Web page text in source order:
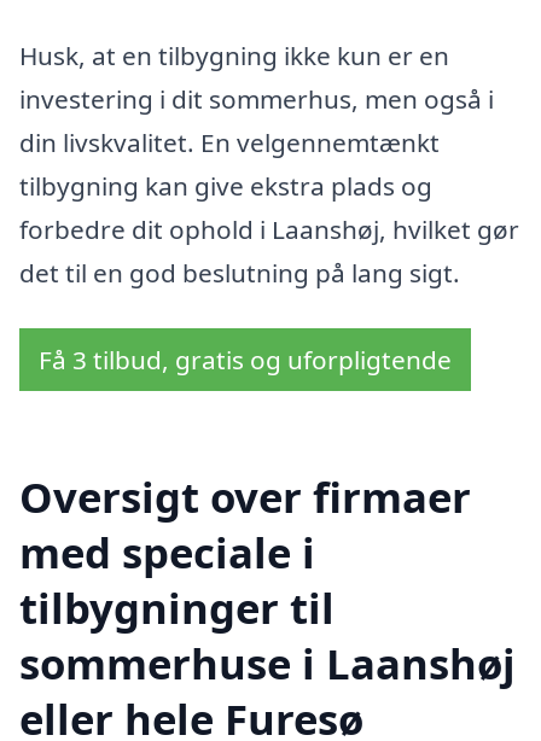
Husk, at en tilbygning ikke kun er en
investering i dit sommerhus, men også i
din livskvalitet. En velgennemtænkt
tilbygning kan give ekstra plads og
forbedre dit ophold i Laanshøj, hvilket gør
det til en god beslutning på lang sigt.
Få 3 tilbud, gratis og uforpligtende
Oversigt over firmaer
med speciale i
tilbygninger til
sommerhuse i Laanshøj
eller hele Furesø